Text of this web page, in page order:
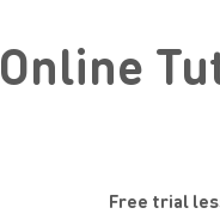
Online
Free trial